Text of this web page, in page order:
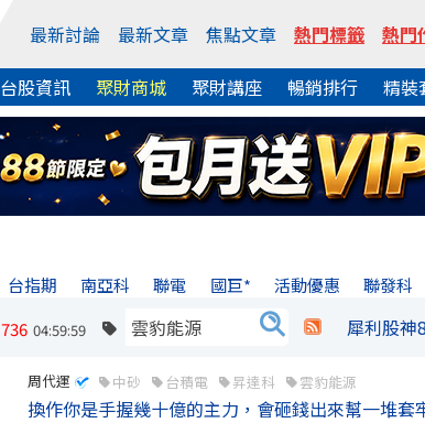
最新討論 最新文章 焦點文章 熱門標籤 熱門
台股資訊 聚財商城 聚財講座 暢銷排行 精裝
台指期 南亞科 聯電 國巨* 活動優惠 聯發科
736 04:59:59 犀利股神
周代運 中砂 台積電 昇達科 雲豹能源
換作你是手握幾十億的主力，會砸錢出來幫一堆套